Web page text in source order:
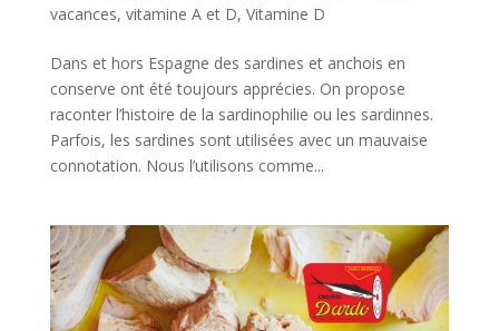
vacances, vitamine A et D, Vitamine D
Dans et hors Espagne des sardines et anchois en
conserve ont été toujours apprécies. On propose
raconter l’histoire de la sardinophilie ou les sardinnes.
Parfois, les sardines sont utilisées avec un mauvaise
connotation. Nous l’utilisons comme...